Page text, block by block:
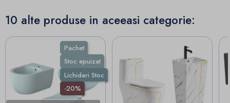
10 alte produse in aceeasi categorie:
Pachet
Stoc epuizat
Lichidari Stoc
-20%